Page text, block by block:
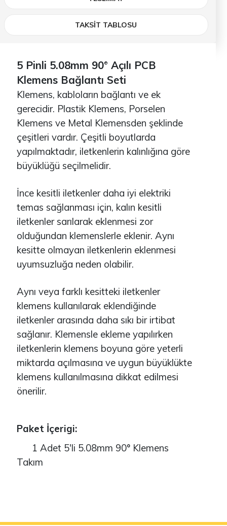
TAKSİT TABLOSU
5 Pinli 5.08mm 90° Açılı PCB
Klemens Bağlantı Seti
Klemens, kabloların bağlantı ve ek
gerecidir. Plastik Klemens, Porselen
Klemens ve Metal Klemensden şeklinde
çeşitleri vardır. Çeşitli boyutlarda
yapılmaktadır, iletkenlerin kalınlığına göre
büyüklüğü seçilmelidir.
İnce kesitli iletkenler daha iyi elektriki
temas sağlanması için, kalın kesitli
iletkenler sarılarak eklenmesi zor
olduğundan klemenslerle eklenir. Aynı
kesitte olmayan iletkenlerin eklenmesi
uyumsuzluğa neden olabilir.
Aynı veya farklı kesitteki iletkenler
klemens kullanılarak eklendiğinde
iletkenler arasında daha sıkı bir irtibat
sağlanır. Klemensle ekleme yapılırken
iletkenlerin klemens boyuna göre yeterli
miktarda açılmasına ve uygun büyüklükte
klemens kullanılmasına dikkat edilmesi
önerilir.
Paket İçerigi:
1 Adet 5'li 5.08mm 90° Klemens
Takım